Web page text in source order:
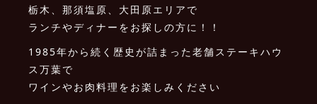
栃木、那須塩原、大田原エリアで
ランチやディナーをお探しの方に！！
1985年から続く歴史が詰まった老舗ステーキハウ
ス万葉で
ワインやお肉料理をお楽しみください